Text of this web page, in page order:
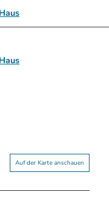
Auf der Karte anschauen